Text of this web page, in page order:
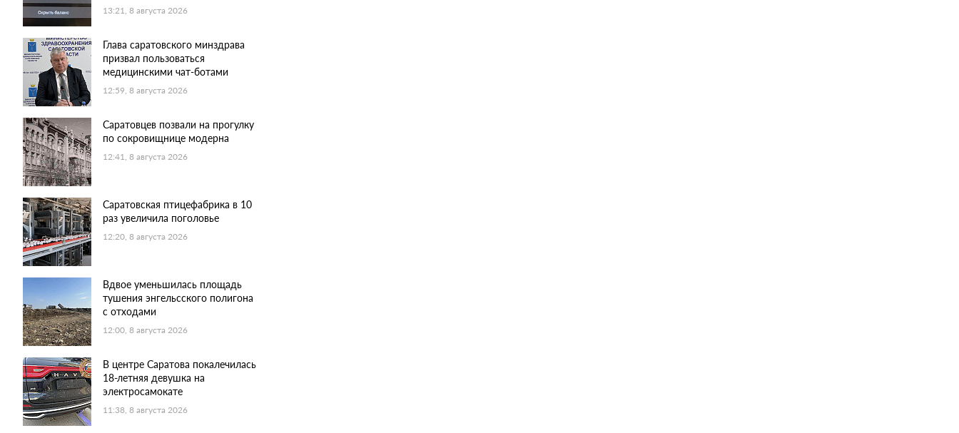
13:21, 8 августа 2026
Глава саратовского минздрава
призвал пользоваться
медицинскими чат-ботами
12:59, 8 августа 2026
Саратовцев позвали на прогулку
по сокровищнице модерна
12:41, 8 августа 2026
Саратовская птицефабрика в 10
раз увеличила поголовье
12:20, 8 августа 2026
Вдвое уменьшилась площадь
тушения энгельсского полигона
с отходами
12:00, 8 августа 2026
В центре Саратова покалечилась
18-летняя девушка на
электросамокате
11:38, 8 августа 2026